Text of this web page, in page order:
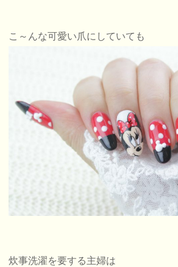
こ～んな可愛い爪にしていても
炊事洗濯を要する主婦は